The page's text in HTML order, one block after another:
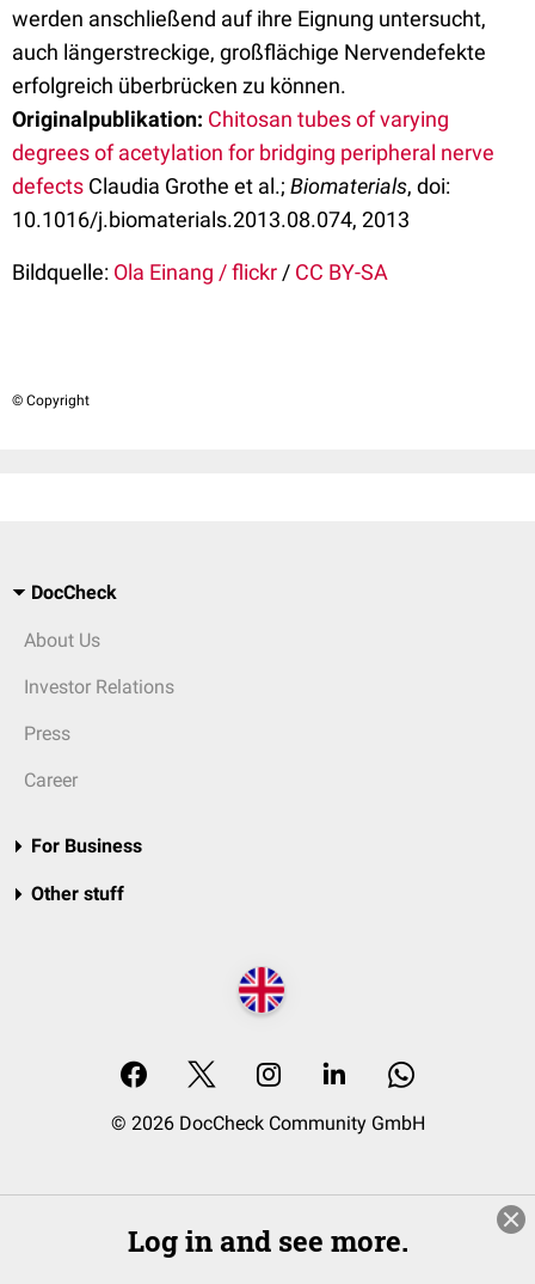
werden anschließend auf ihre Eignung untersucht,
auch längerstreckige, großflächige Nervendefekte
erfolgreich überbrücken zu können.
Originalpublikation: Chitosan tubes of varying
degrees of acetylation for bridging peripheral nerve
defects Claudia Grothe et al.; Biomaterials, doi:
10.1016/j.biomaterials.2013.08.074, 2013
Bildquelle: Ola Einang / flickr / CC BY-SA
© Copyright
DocCheck
About Us
Investor Relations
Press
Career
For Business
Other stuff
© 2026 DocCheck Community GmbH
Log in and see more.